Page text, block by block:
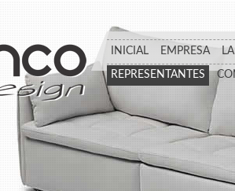
INICIAL EMPRESA
REPRESENTANTES